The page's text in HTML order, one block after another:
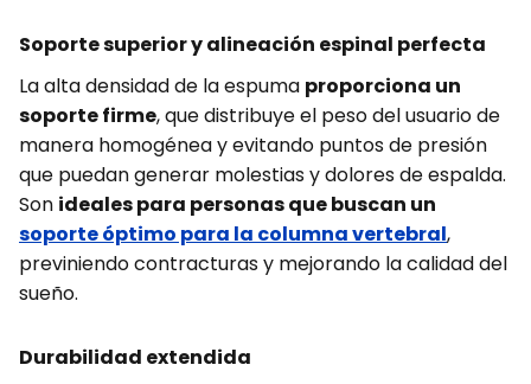
Soporte superior y alineación espinal perfecta
La alta densidad de la espuma proporciona un
soporte firme, que distribuye el peso del usuario de
manera homogénea y evitando puntos de presión
que puedan generar molestias y dolores de espalda.
Son ideales para personas que buscan un
soporte óptimo para la columna vertebral,
previniendo contracturas y mejorando la calidad del
sueño.
Durabilidad extendida